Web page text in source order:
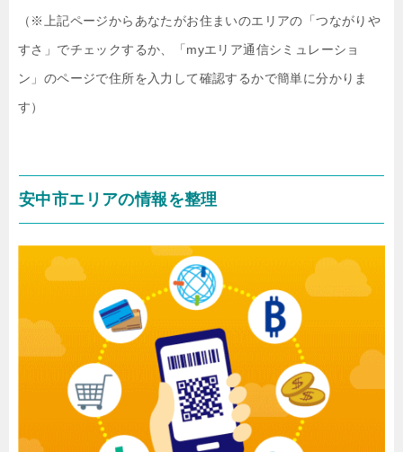
（※上記ページからあなたがお住まいのエリアの「つながりや
すさ」でチェックするか、「myエリア通信シミュレーショ
ン」のページで住所を入力して確認するかで簡単に分かりま
す）
安中市エリアの情報を整理